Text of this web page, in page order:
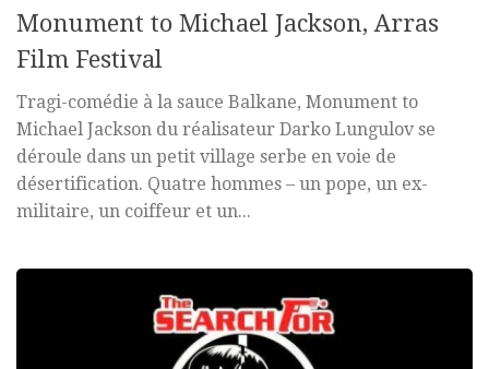
Monument to Michael Jackson, Arras
Film Festival
Tragi-comédie à la sauce Balkane, Monument to
Michael Jackson du réalisateur Darko Lungulov se
déroule dans un petit village serbe en voie de
désertification. Quatre hommes – un pope, un ex-
militaire, un coiffeur et un...